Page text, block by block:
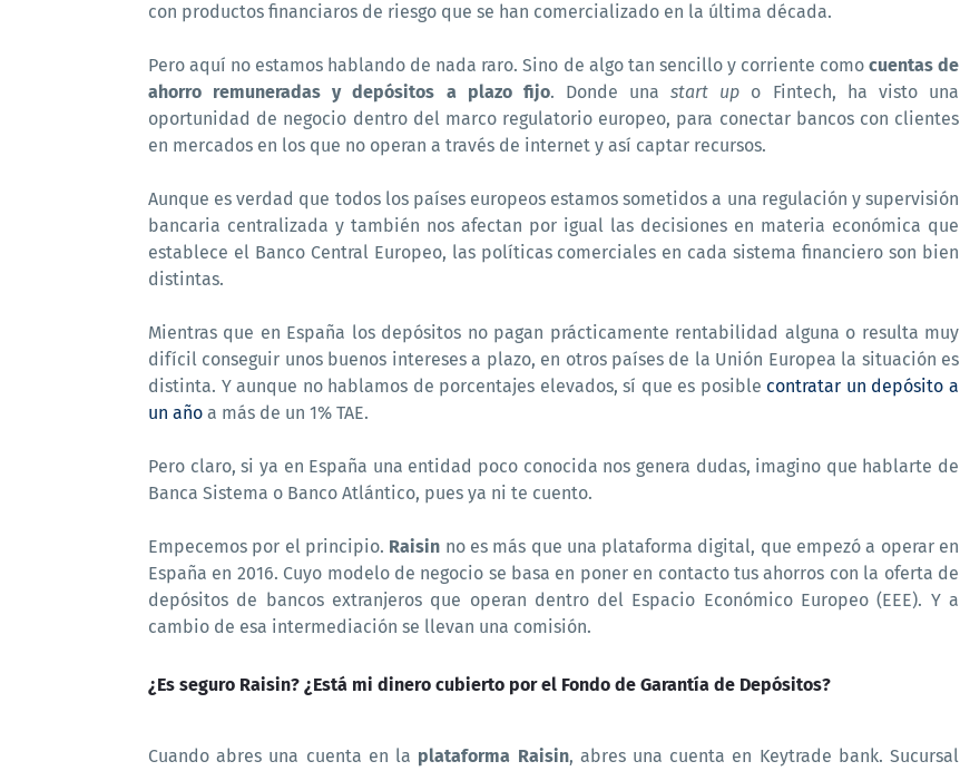
con productos financiaros de riesgo que se han comercializado en la última década.
Pero aquí no estamos hablando de nada raro. Sino de algo tan sencillo y corriente como cuentas de
ahorro remuneradas y depósitos a plazo fijo. Donde unastart up o Fintech, ha visto una
oportunidad de negocio dentro del marco regulatorio europeo, para conectar bancos con clientes
en mercados en los que no operan a través de internet y así captar recursos.
Aunque es verdad que todos los países europeos estamos sometidos a una regulación y supervisión
bancaria centralizada y también nos afectan por igual las decisiones en materia económica que
establece el Banco Central Europeo, las políticas comerciales en cada sistema financiero son bien
distintas.
Mientras que en España los depósitos no pagan prácticamente rentabilidad alguna o resulta muy
difícil conseguir unos buenos intereses a plazo, en otros países de la Unión Europea la situación es
distinta. Y aunque no hablamos de porcentajes elevados, sí que es posible contratar un depósito a
un año a más de un 1% TAE.
Pero claro, si ya en España una entidad poco conocida nos genera dudas, imagino que hablarte de
Banca Sistema o Banco Atlántico, pues ya ni te cuento.
Empecemos por el principio. Raisin no es más que una plataforma digital, que empezó a operar en
España en 2016. Cuyo modelo de negocio se basa en poner en contacto tus ahorros con la oferta de
depósitos de bancos extranjeros que operan dentro del Espacio Económico Europeo (EEE). Y a
cambio de esa intermediación se llevan una comisión.
¿Es seguro Raisin? ¿Está mi dinero cubierto por el Fondo de Garantía de Depósitos?
Cuando abres una cuenta en la plataforma Raisin, abres una cuenta en Keytrade bank. Sucursal